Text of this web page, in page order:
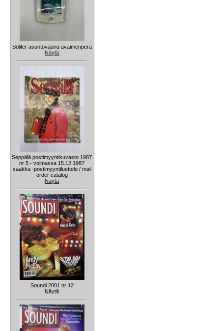
Solifer asuntovaunu avaimenperä
Näytä
Seppälä postimyyntikuvasto 1987
nr 5 - voimassa 15.12.1987
saakka -postimyyntiluettelo / mail
order catalog
Näytä
Soundi 2001 nr 12
Näytä